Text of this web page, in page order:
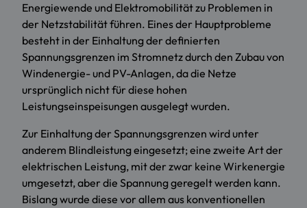
Energiewende und Elektromobilität zu Problemen in
der Netzstabilität führen. Eines der Hauptprobleme
besteht in der Einhaltung der definierten
Spannungsgrenzen im Stromnetz durch den Zubau von
Windenergie- und PV-Anlagen, da die Netze
ursprünglich nicht für diese hohen
Leistungseinspeisungen ausgelegt wurden.
Zur Einhaltung der Spannungsgrenzen wird unter
anderem Blindleistung eingesetzt; eine zweite Art der
elektrischen Leistung, mit der zwar keine Wirkenergie
umgesetzt, aber die Spannung geregelt werden kann.
Bislang wurde diese vor allem aus konventionellen